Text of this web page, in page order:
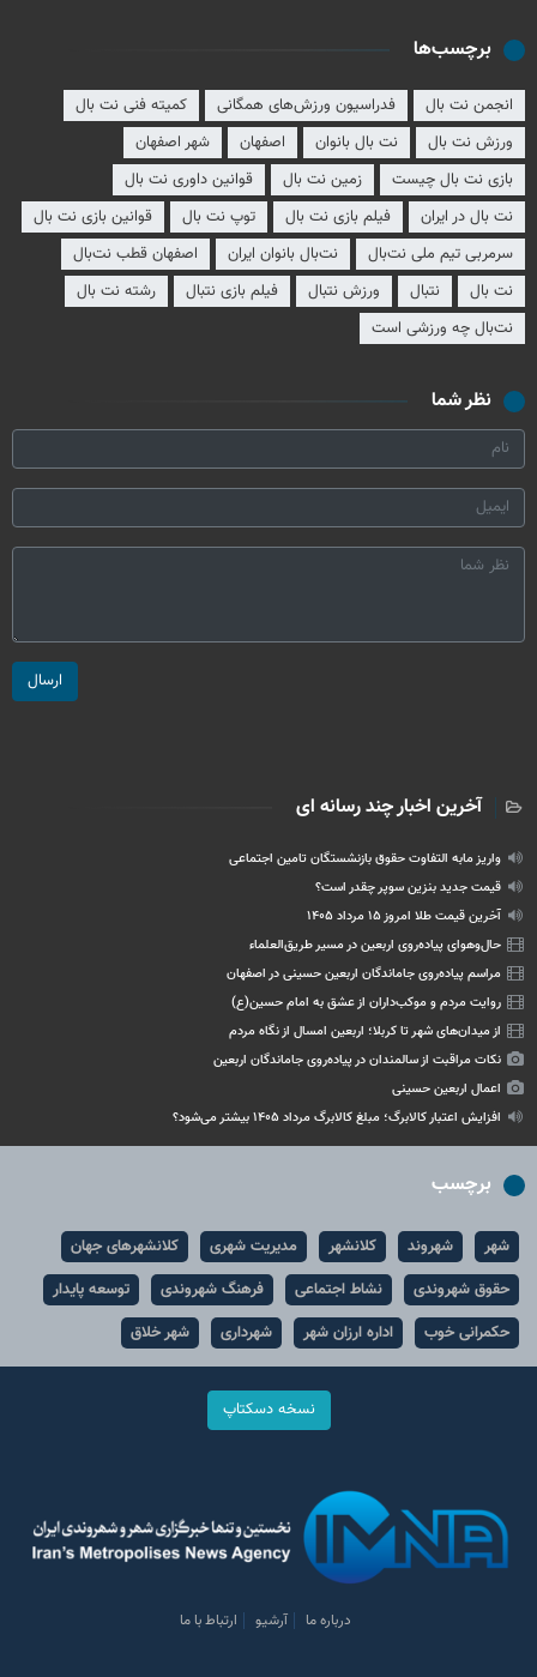
برچسب‌ها
انجمن نت بال فدراسیون ورزش‌های همگانی
کمیته فنی نت بال
ورزش نت بال
نت بال بانوان اصفهان
شهر اصفهان
بازی نت بال چیست
زمین نت بال
قوانین داوری نت بال
نت بال در ایران
فیلم بازی نت بال توپ نت بال
قوانین بازی نت بال
سرمربی تیم ملی نت‌بال
نت‌بال بانوان ایران
اصفهان قطب نت‌بال
نت بال
نتبال ورزش نتبال فیلم بازی نتبال
رشته نت بال
نت‌بال چه ورزشی است
نظر شما
ارسال
آخرین اخبار چند رسانه ای
واریز مابه التفاوت حقوق بازنشستگان تامین اجتماعی
قیمت جدید بنزین سوپر چقدر است؟
آخرین قیمت طلا امروز ۱۵ مرداد ۱۴۰۵
حال‌وهوای پیاده‌روی اربعین در مسیر طریق‌العلماء
مراسم پیاده‌روی جاماندگان اربعین حسینی در اصفهان
روایت مردم و موکب‌داران از عشق به امام حسین(ع)
از میدان‌های شهر تا کربلا؛ اربعین امسال از نگاه مردم
نکات مراقبت از سالمندان در پیاده‌روی جاماندگان اربعین
اعمال اربعین حسینی
افزایش اعتبار کالابرگ؛ مبلغ کالابرگ مرداد ۱۴۰۵ بیشتر می‌شود؟
برچسب
شهر شهروند کلانشهر مدیریت شهری
کلانشهرهای جهان
حقوق شهروندی
نشاط اجتماعی فرهنگ شهروندی
توسعه پایدار
حکمرانی خوب
اداره ارزان شهر شهرداری شهر خلاق
نسخه دسکتاپ
درباره ما آرشیو ارتباط با ما